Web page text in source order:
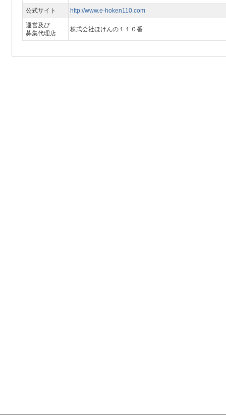
公式サイト http://www.e-hoken110.com
運営及び
募集代理店
株式会社ほけんの１１０番